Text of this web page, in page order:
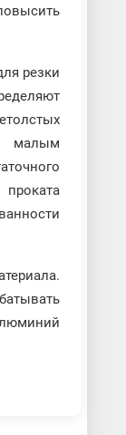
резки
малым